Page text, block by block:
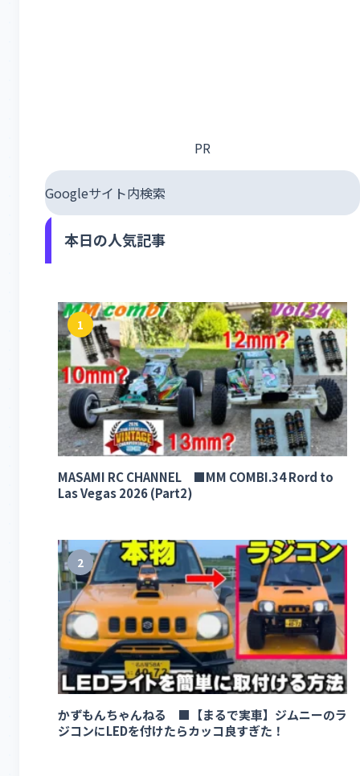
PR
Googleサイト内検索
本日の人気記事
1
MASAMI RC CHANNEL ■MM COMBI.34 Rord to
Las Vegas 2026 (Part2)
2
かずもんちゃんねる ■【まるで実車】ジムニーのラ
ジコンにLEDを付けたらカッコ良すぎた！